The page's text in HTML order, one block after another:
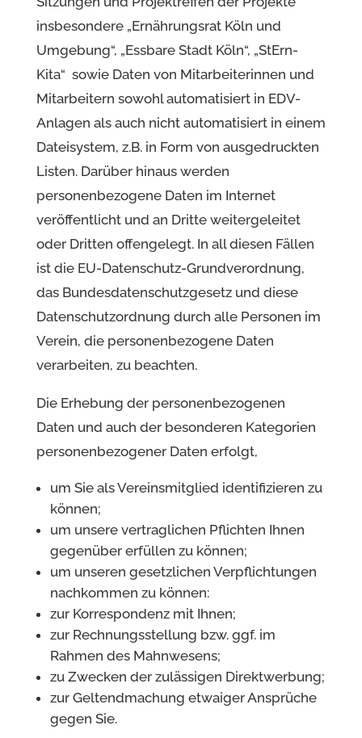
insbesondere „Ernährungsrat Köln und
Umgebung“, „Essbare Stadt Köln“, „StErn-
Kita“ sowie Daten von Mitarbeiterinnen und
Mitarbeitern sowohl automatisiert in EDV-
Anlagen als auch nicht automatisiert in einem
Dateisystem, z.B. in Form von ausgedruckten
Listen. Darüber hinaus werden
personenbezogene Daten im Internet
veröffentlicht und an Dritte weitergeleitet
oder Dritten offengelegt. In all diesen Fällen
ist die EU-Datenschutz-Grundverordnung,
das Bundesdatenschutzgesetz und diese
Datenschutzordnung durch alle Personen im
Verein, die personenbezogene Daten
verarbeiten, zu beachten.
Die Erhebung der personenbezogenen
Daten und auch der besonderen Kategorien
personenbezogener Daten erfolgt,
um Sie als Vereinsmitglied identifizieren zu
können;
um unsere vertraglichen Pflichten Ihnen
gegenüber erfüllen zu können;
um unseren gesetzlichen Verpflichtungen
nachkommen zu können:
zur Korrespondenz mit Ihnen;
zur Rechnungsstellung bzw. ggf. im
Rahmen des Mahnwesens;
zu Zwecken der zulässigen Direktwerbung;
zur Geltendmachung etwaiger Ansprüche
gegen Sie.